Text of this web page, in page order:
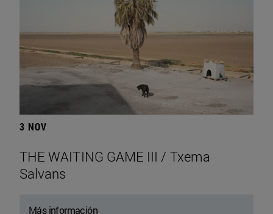
3 NOV
THE WAITING GAME III / Txema
Salvans
Más información